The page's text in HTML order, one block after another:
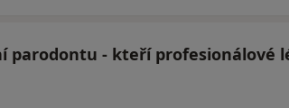
parodontu - kteří profesionálové